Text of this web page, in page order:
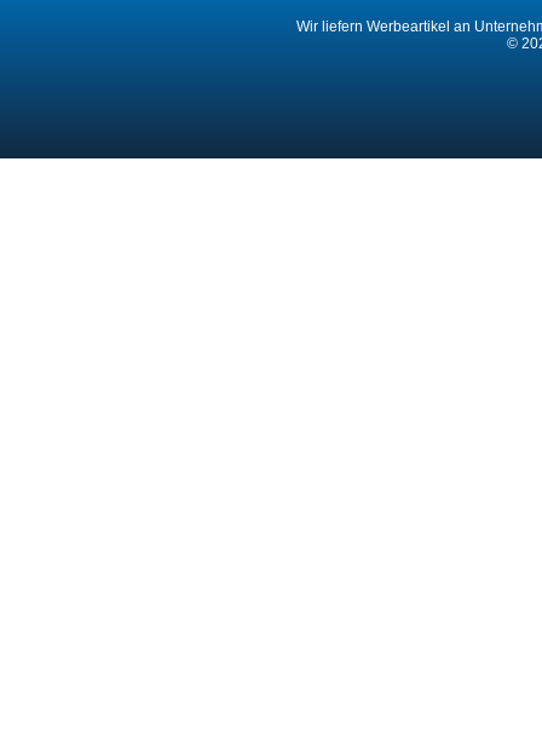
Wir liefern Werbeartikel an
©